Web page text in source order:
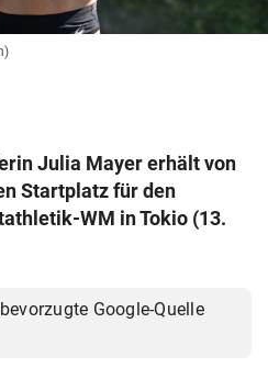
Julia Mayer erhält von
Startplatz für den
WM in Tokio (13.
Google-Quelle